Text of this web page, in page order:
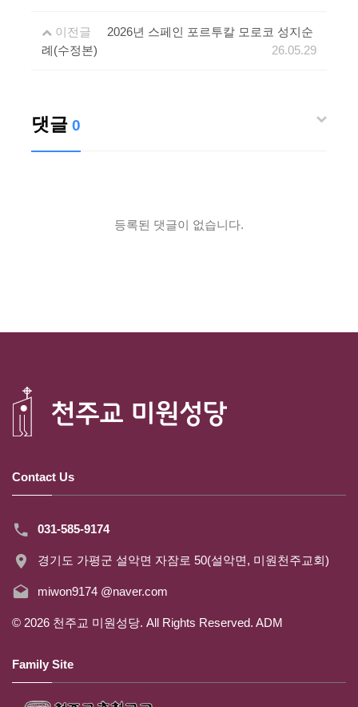
이전글
2026년 스페인 포르투칼 모로코 성지순
례(수정본)
26.05.29
댓글0
등록된 댓글이 없습니다.
Contact Us
031-585-9174
경기도 가평군 설악면 자잠로 50(설악면, 미원천주교회)
miwon9174 @naver.com
© 2026 천주교 미원성당. All Rights Reserved. ADM
Family Site